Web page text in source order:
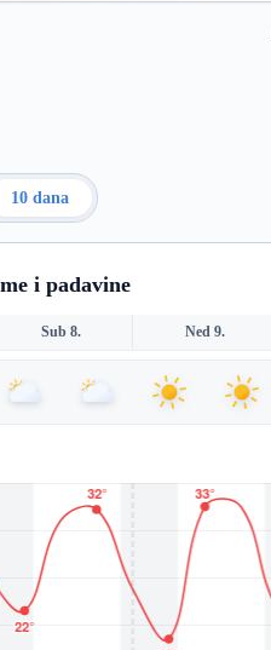
10 dana
i padavine
Sub 8. Ned 9.